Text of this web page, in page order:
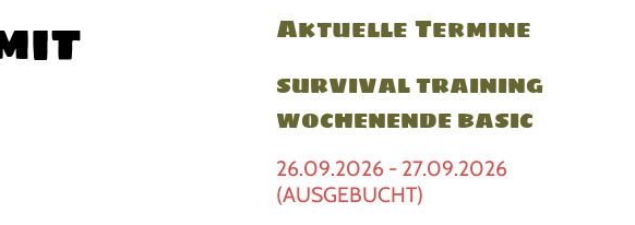
Aktuelle Termine
SURVIVAL TRAINING
WOCHENENDE BASIC
26.09.2026 - 27.09.2026
(AUSGEBUCHT)